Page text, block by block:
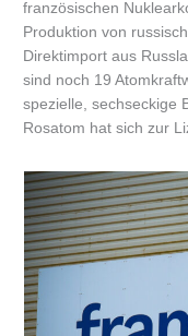
französischen
Produktion von
Direktimport aus
sind noch 19
spezielle, sechseckige
Rosatom hat sich zur